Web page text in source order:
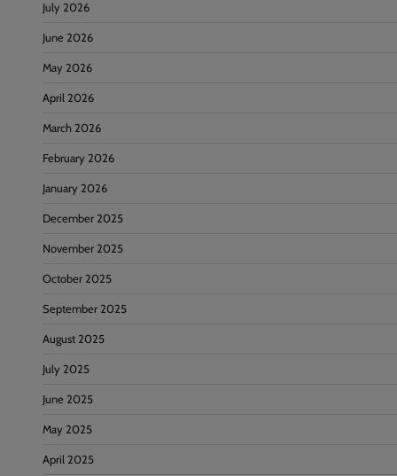
July 2026
June 2026
May 2026
April 2026
March 2026
February 2026
January 2026
December 2025
November 2025
October 2025
September 2025
August 2025
July 2025
June 2025
May 2025
April 2025